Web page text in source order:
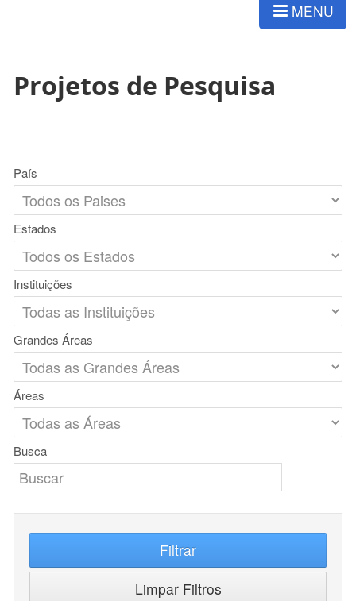
MENU
Projetos de Pesquisa
País
Estados
Instituições
Grandes Áreas
Áreas
Busca
Filtrar
Limpar Filtros